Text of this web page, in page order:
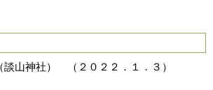
談山神社） （２０２２．１．３）